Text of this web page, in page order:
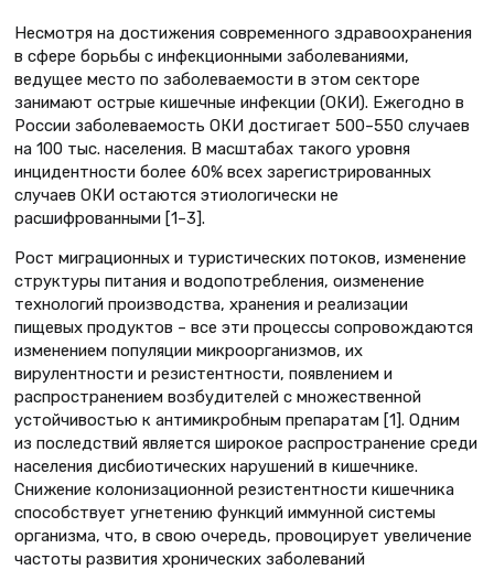
Несмотря на достижения современного здравоохранения
в сфере борьбы с инфекционными заболеваниями,
ведущее место по заболеваемости в этом секторе
занимают острые кишечные инфекции (ОКИ). Ежегодно в
России заболеваемость ОКИ достигает 500–550 случаев
на 100 тыс. населения. В масштабах такого уровня
инцидентности более 60% всех зарегистрированных
случаев ОКИ остаются этиологически не
расшифрованными [1–3].
Рост миграционных и туристических потоков, изменение
структуры питания и водопотребления, оизменение
технологий производства, хранения и реализации
пищевых продуктов – все эти процессы сопровождаются
изменением популяции микроорганизмов, их
вирулентности и резистентности, появлением и
распространением возбудителей с множественной
устойчивостью к антимикробным препаратам [1]. Одним
из последствий является широкое распространение среди
населения дисбиотических нарушений в кишечнике.
Снижение колонизационной резистентности кишечника
способствует угнетению функций иммунной системы
организма, что, в свою очередь, провоцирует увеличение
частоты развития хронических заболеваний